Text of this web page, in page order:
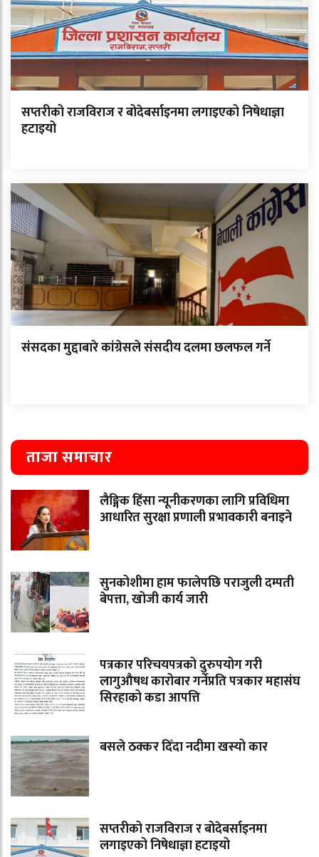
सप्तरीको राजविराज र बोदेबर्साइनमा लगाइएको निषेधाज्ञा
हटाइयो
संसदका मुद्दाबारे कांग्रेसले संसदीय दलमा छलफल गर्ने
ताजा समाचार
लैङ्गिक हिंसा न्यूनीकरणका लागि प्रविधिमा
आधारित सुरक्षा प्रणाली प्रभावकारी बनाइने
सुनकोशीमा हाम फालेपछि पराजुली दम्पती
बेपत्ता, खोजी कार्य जारी
पत्रकार परिचयपत्रको दुरुपयोग गरी
लागुऔषध कारोबार गर्नेप्रति पत्रकार महासंघ
सिरहाको कडा आपत्ति
बसले ठक्कर दिँदा नदीमा खस्यो कार
सप्तरीको राजविराज र बोदेबर्साइनमा
लगाइएको निषेधाज्ञा हटाइयो